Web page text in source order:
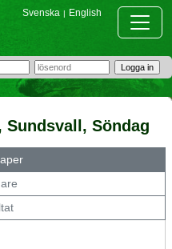
Svenska | English
Söndag